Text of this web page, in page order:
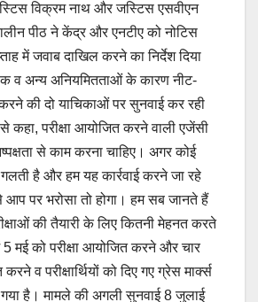
विक्रम नाथ और जस्टिस एसवीएन
पीठ ने केंद्र और एनटीए को नोटिस
में जवाब दाखिल करने का निर्देश दिया
व अन्य अनियमितताओं के कारण नीट-
की दो याचिकाओं पर सुनवाई कर रही
कहा, परीक्षा आयोजित करने वाली एजेंसी
से काम करना चाहिए। अगर कोई
है और हम यह कार्रवाई करने जा रहे
पर भरोसा तो होगा। हम सब जानते हैं
की तैयारी के लिए कितनी मेहनत करते
मई को परीक्षा आयोजित करने और चार
व परीक्षार्थियों को दिए गए ग्रेस मार्क्स
गया है। मामले की अगली सुनवाई 8 जुलाई